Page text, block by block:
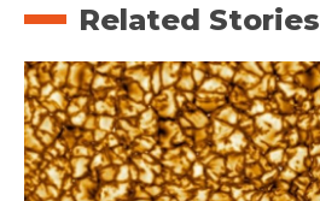
Related Stories